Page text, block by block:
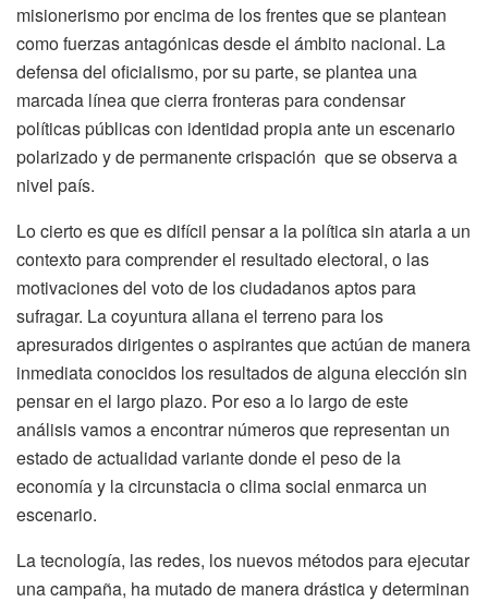
misionerismo por encima de los frentes que se plantean
como fuerzas antagónicas desde el ámbito nacional. La
defensa del oficialismo, por su parte, se plantea una
marcada línea que cierra fronteras para condensar
políticas públicas con identidad propia ante un escenario
polarizado y de permanente crispación que se observa a
nivel país.
Lo cierto es que es difícil pensar a la política sin atarla a un
contexto para comprender el resultado electoral, o las
motivaciones del voto de los ciudadanos aptos para
sufragar. La coyuntura allana el terreno para los
apresurados dirigentes o aspirantes que actúan de manera
inmediata conocidos los resultados de alguna elección sin
pensar en el largo plazo. Por eso a lo largo de este
análisis vamos a encontrar números que representan un
estado de actualidad variante donde el peso de la
economía y la circunstacia o clima social enmarca un
escenario.
La tecnología, las redes, los nuevos métodos para ejecutar
una campaña, ha mutado de manera drástica y determinan